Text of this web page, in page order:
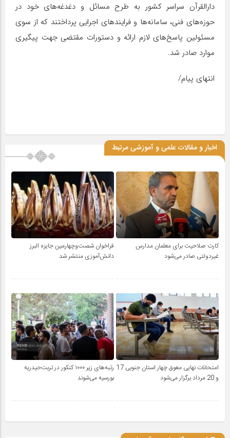
دارالقرآن سراسر کشور به طرح مسائل و دغدغه‌های خود در
حوزه‌های فنی، سامانه‌ها و فرایند‌های اجرایی پرداختند که از سوی
مسئولین پاسخ‌های لازم ارائه و دستورات مقتضی جهت پیگیری
موارد صادر شد.
انتهای پیام/
اخبار و مقالات علمی و آموزشی مرتبط
کارت صلاحیت برای معلمان مدارس
غیردولتی صادر می‌شود
فراخوان شصت‌وچهارمین جایزه البرز
دانش‌آموزی منتشر شد
امتحانات نهایی معوق چهار استان جنوبی 17
و 20 مرداد برگزار می‌شود
رتبه‌های زیر ۱۰۰۰ کنکور در تربت‌حیدریه
بورسیه می‌شوند